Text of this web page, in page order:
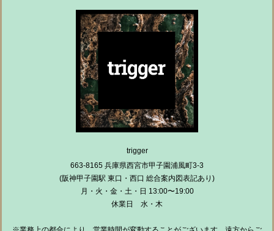
trigger
663-8165 兵庫県西宮市甲子園浦風町3-3
(阪神甲子園駅 東口・西口 総合案内図表記あり)
月・火・金・土・日 13:00〜19:00
休業日 水・木